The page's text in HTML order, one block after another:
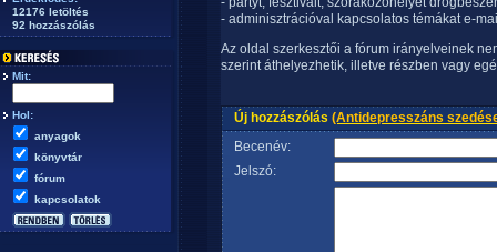
12176 letöltés
92 hozzászólás
Mit:
Hol:
anyagok
könyvtár
fórum
kapcsolatok
- adminisztrációval kapcsolatos témákat e-
Az oldal szerkesztői a fórum irányelveinek
szerint áthelyezhetik, illetve részben vagy
Új hozzászólás (Antidepresszáns
Becenév:
Jelszó: